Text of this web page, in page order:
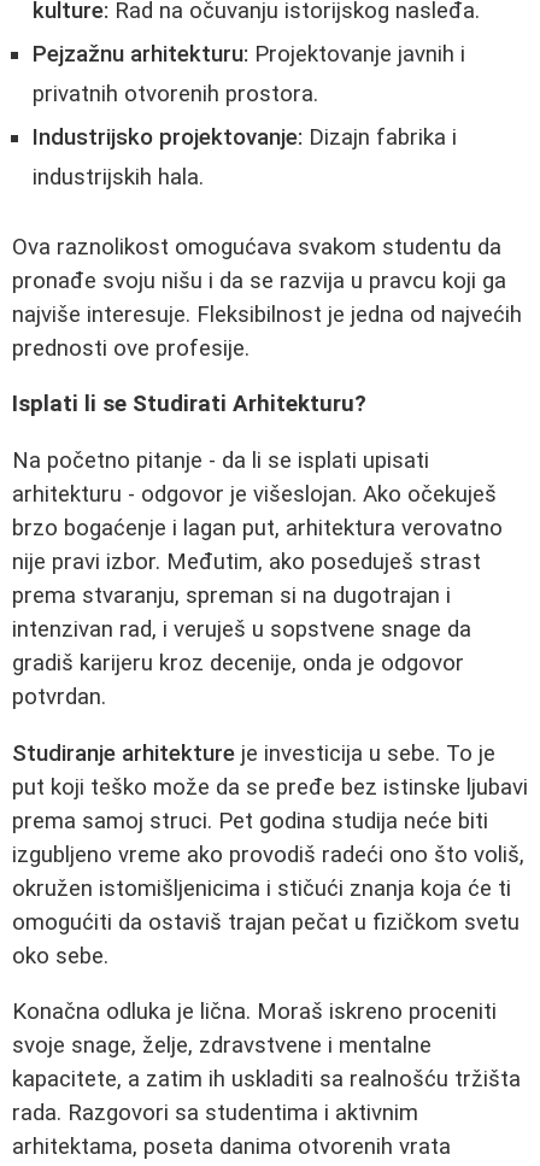
kulture: Rad na očuvanju istorijskog nasleđa.
Pejzažnu arhitekturu: Projektovanje javnih i
privatnih otvorenih prostora.
Industrijsko projektovanje: Dizajn fabrika i
industrijskih hala.
Ova raznolikost omogućava svakom studentu da
pronađe svoju nišu i da se razvija u pravcu koji ga
najviše interesuje. Fleksibilnost je jedna od najvećih
prednosti ove profesije.
Isplati li se Studirati Arhitekturu?
Na početno pitanje - da li se isplati upisati
arhitekturu - odgovor je višeslojan. Ako očekuješ
brzo bogaćenje i lagan put, arhitektura verovatno
nije pravi izbor. Međutim, ako poseduješ strast
prema stvaranju, spreman si na dugotrajan i
intenzivan rad, i veruješ u sopstvene snage da
gradiš karijeru kroz decenije, onda je odgovor
potvrdan.
Studiranje arhitekture je investicija u sebe. To je
put koji teško može da se pređe bez istinske ljubavi
prema samoj struci. Pet godina studija neće biti
izgubljeno vreme ako provodiš radeći ono što voliš,
okružen istomišljenicima i stičući znanja koja će ti
omogućiti da ostaviš trajan pečat u fizičkom svetu
oko sebe.
Konačna odluka je lična. Moraš iskreno proceniti
svoje snage, želje, zdravstvene i mentalne
kapacitete, a zatim ih uskladiti sa realnošću tržišta
rada. Razgovori sa studentima i aktivnim
arhitektama, poseta danima otvorenih vrata